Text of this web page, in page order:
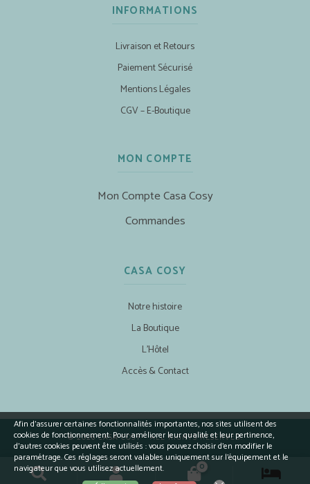
0
INFORMATIONS
Livraison et Retours
Paiement Sécurisé
Mentions Légales
CGV – E-Boutique
MON COMPTE
Mon Compte Casa Cosy
Commandes
CASA COSY
Notre histoire
La Boutique
L’Hôtel
Accès & Contact
© 2026 CASA COSY - ALL RIGHTS RESERVED.
Afin d’assurer certaines fonctionnalités importantes, nos sites utilisent des
cookies de fonctionnement. Pour améliorer leur qualité et leur pertinence,
d’autres cookies peuvent être utilisés : vous pouvez choisir d'en modifier le
paramétrage. Ces réglages seront valables uniquement sur l’équipement et le
navigateur que vous utilisez actuellement.